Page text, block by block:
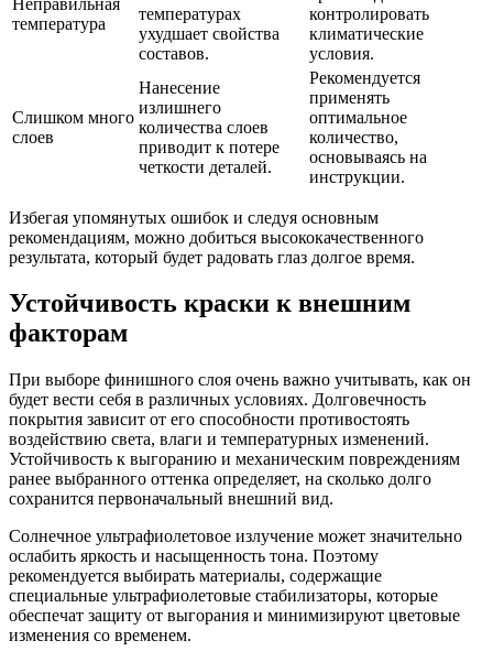
температура
температурах
ухудшает свойства
составов.
контролировать
климатические
условия.
Слишком много
слоев
Нанесение
излишнего
количества слоев
приводит к потере
четкости деталей.
Рекомендуется
применять
оптимальное
количество,
основываясь на
инструкции.
Избегая упомянутых ошибок и следуя основным
рекомендациям, можно добиться высококачественного
результата, который будет радовать глаз долгое время.
Устойчивость краски к внешним
факторам
При выборе финишного слоя очень важно учитывать, как он
будет вести себя в различных условиях. Долговечность
покрытия зависит от его способности противостоять
воздействию света, влаги и температурных изменений.
Устойчивость к выгоранию и механическим повреждениям
ранее выбранного оттенка определяет, на сколько долго
сохранится первоначальный внешний вид.
Солнечное ультрафиолетовое излучение может значительно
ослабить яркость и насыщенность тона. Поэтому
рекомендуется выбирать материалы, содержащие
специальные ультрафиолетовые стабилизаторы, которые
обеспечат защиту от выгорания и минимизируют цветовые
изменения со временем.